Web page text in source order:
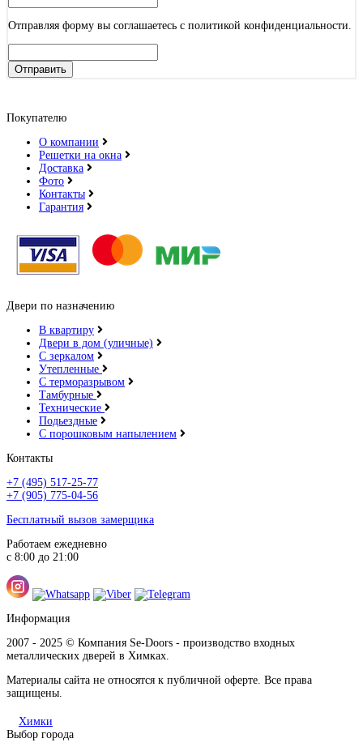
Отправляя форму вы соглашаетесь с политикой конфиденциальности.
Отправить
Покупателю
О компании
Решетки на окна
Доставка
Фото
Контакты
Гарантия
Двери по назначению
В квартиру
Двери в дом (уличные)
С зеркалом
Утепленные
С терморазрывом
Тамбурные
Технические
Подьездные
С порошковым напылением
Контакты
+7 (495) 517-25-77
+7 (905) 775-04-56
Бесплатный вызов замерщика
Работаем ежедневно
с 8:00 до 21:00
Информация
2007 - 2025 © Компания Se-Doors - производство входных
металлических дверей в Химках.
Материалы сайта не относятся к публичной оферте. Все права
защищены.
Химки
Выбор города